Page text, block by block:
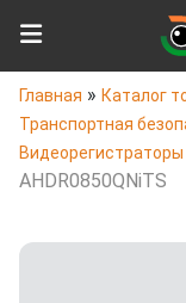
Главная » Каталог
Транспортная
AHDR0850QNiTS